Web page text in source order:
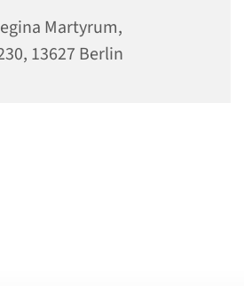
Martyrum,
13627 Berlin